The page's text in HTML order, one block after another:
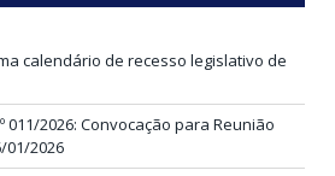
calendário de recesso legislativo de
011/2026: Convocação para Reunião
01/2026